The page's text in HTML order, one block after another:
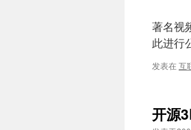
著名视
此进
发表在互
开源